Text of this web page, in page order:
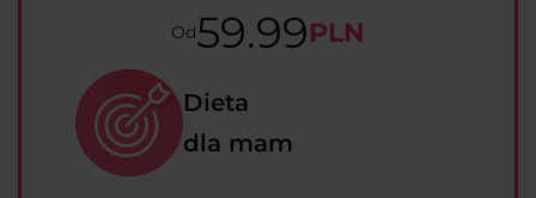
Od59.99PLN
Dieta
dla mam